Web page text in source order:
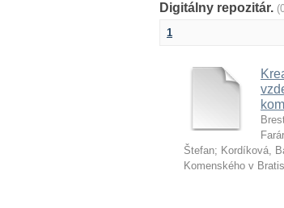
Digitálny repozitár.
1
Štefan; Kordíková,
Komenského v